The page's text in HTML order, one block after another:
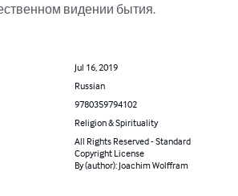
видении бытия.
Jul 16, 2019
Russian
9780359794102
Religion & Spirituality
All Rights Reserved - Standard
Copyright License
By (author): Joachim Wolffram